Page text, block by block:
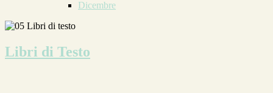
Dicembre
Libri di Testo